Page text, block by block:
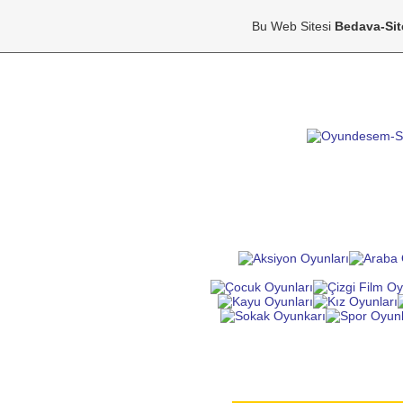
Bu Web Sitesi Bedava-